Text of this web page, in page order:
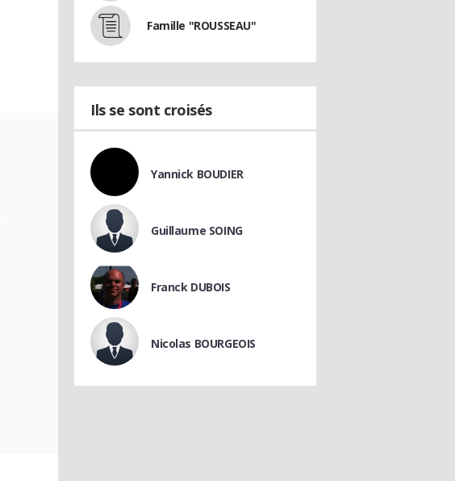
Famille "ROUSSEAU"
Ils se sont croisés
Yannick BOUDIER
Guillaume SOING
Franck DUBOIS
Nicolas BOURGEOIS